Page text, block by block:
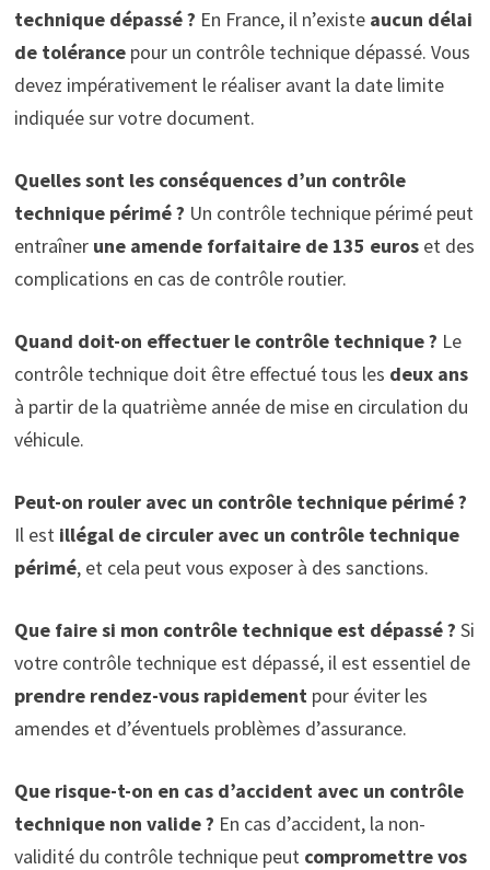
technique dépassé ? En France, il n’existe aucun délai
de tolérancepour un contrôle technique dépassé. Vous
devez impérativement le réaliser avant la date limite
indiquée sur votre document.
Quelles sont les conséquences d’un contrôle
technique périmé ? Un contrôle technique périmé peut
entraîner une amende forfaitaire de 135 euroset des
complications en cas de contrôle routier.
Quand doit-on effectuer le contrôle technique ? Le
contrôle technique doit être effectué tous les deux ans
à partir de la quatrième année de mise en circulation du
véhicule.
Peut-on rouler avec un contrôle technique périmé ?
Il est illégal de circuler avec un contrôle technique
périmé, et cela peut vous exposer à des sanctions.
Que faire si mon contrôle technique est dépassé ? Si
votre contrôle technique est dépassé, il est essentiel de
prendre rendez-vous rapidementpour éviter les
amendes et d’éventuels problèmes d’assurance.
Que risque-t-on en cas d’accident avec un contrôle
technique non valide ? En cas d’accident, la non-
validité du contrôle technique peut compromettre vos